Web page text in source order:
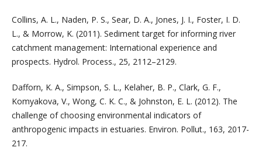
Collins, A. L., Naden, P. S., Sear, D. A., Jones, J. I., Foster, I. D.
L., & Morrow, K. (2011). Sediment target for informing river
catchment management: International experience and
prospects. Hydrol. Process., 25, 2112–2129.
Dafforn, K. A., Simpson, S. L., Kelaher, B. P., Clark, G. F.,
Komyakova, V., Wong, C. K. C., & Johnston, E. L. (2012). The
challenge of choosing environmental indicators of
anthropogenic impacts in estuaries. Environ. Pollut., 163, 2017-
217.